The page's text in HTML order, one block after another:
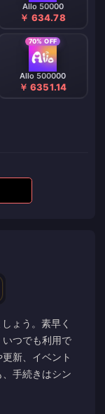
Allo 50000
￥ 634.78
70% OFF
Allo 500000
￥ 6351.14
ょう。素早く
つでも利用で
新、イベント
手続きはシン